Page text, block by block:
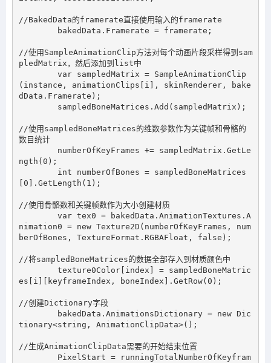
//BakedData的framerate直接使用输入的framerate
//使用SampleAnimationClip方法对每个动画片段采样得到sam
pledMatrix，然后添加到list中
(instance, animationClips[i], skinRenderer, bake
dData.Framerate);
//使用sampledBoneMatrices的维数参数作为关键帧和骨骼的
数目统计
ngth(0);
[0].GetLength(1);
//使用骨骼数和关键帧数作为大小创建材质
nimation0 = new Texture2D(numberOfKeyFrames, num
berOfBones, TextureFormat.RGBAFloat, false);
//将sampledBoneMatrices的数据全部存入到材质颜色中
es[i][keyframeIndex, boneIndex].GetRow(0);
//创建Dictionary字段
tionary<string, AnimationClipData>();
//生成AnimationClipData需要的开始结束位置